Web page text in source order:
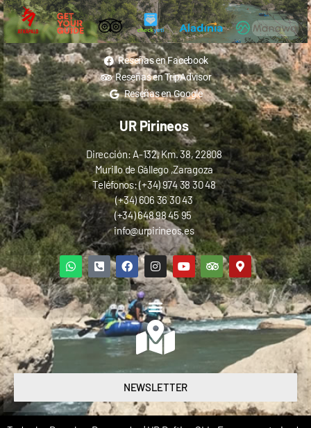
Reseñas en Facebook
Reseñas en TripAdvisor
Reseñas en Google
UR Pirineos
Dirección: A-132, Km. 38, 22808
Murillo de Gállego ,Zaragoza
Teléfonos: (+34) 974 38 30 48
(+34) 606 36 30 43
(+34) 648 98 45 95
info@urpirineos.es
NEWSLETTER